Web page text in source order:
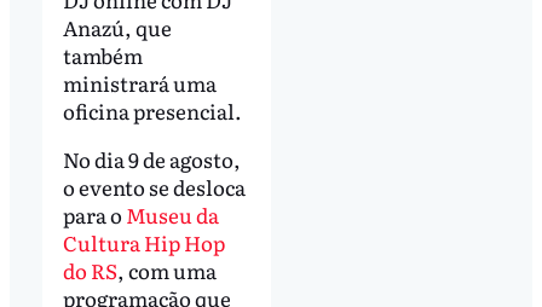
Anazú, que
também
ministrará uma
oficina presencial.
No dia 9 de agosto,
o evento se desloca
para o Museu da
Cultura Hip Hop
do RS, com uma
programação que